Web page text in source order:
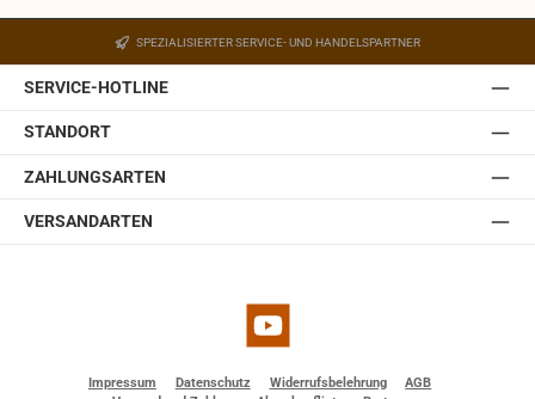
SPEZIALISIERTER SERVICE- UND HANDELSPARTNER
SERVICE-HOTLINE
STANDORT
ZAHLUNGSARTEN
VERSANDARTEN
YouTube
Impressum Datenschutz Widerrufsbelehrung
AGB